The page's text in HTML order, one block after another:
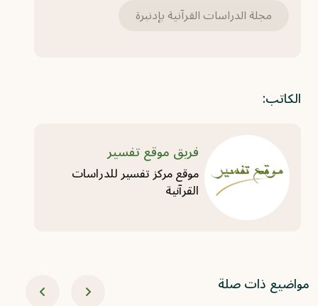
مجلة الدراسات القرآنية بإدنبرة
الكاتب:
فريق موقع تفسير
موقع مركز تفسير للدراسات
القرآنية
مواضيع ذات صلة